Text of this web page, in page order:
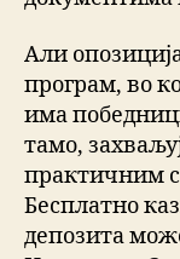
Али
програм, во
има
тамо,
практичним
Бесплатно
депозита